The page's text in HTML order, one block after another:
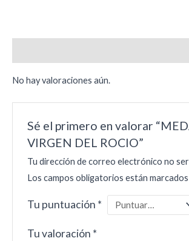
No hay valoraciones aún.
Sé el primero en valorar
VIRGEN DEL ROCIO”
Tu dirección de correo electrónico no
Los campos obligatorios están
Tu puntuación *
Tu valoración *